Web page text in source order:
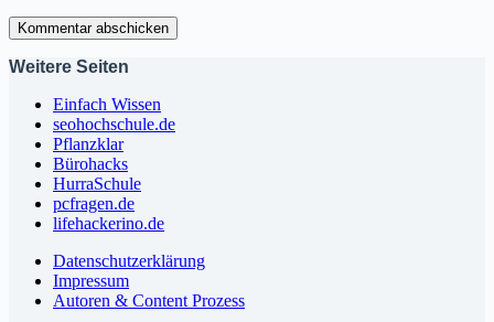
Kommentar abschicken
Weitere Seiten
Einfach Wissen
seohochschule.de
Pflanzklar
Bürohacks
HurraSchule
pcfragen.de
lifehackerino.de
Datenschutzerklärung
Impressum
Autoren & Content Prozess